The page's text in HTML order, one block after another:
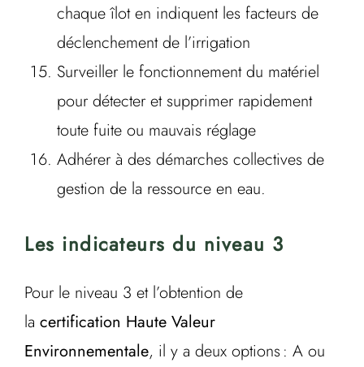
chaque îlot en indiquent les facteurs de
déclenchement de l’irrigation
Surveiller le fonctionnement du matériel
pour détecter et supprimer rapidement
toute fuite ou mauvais réglage
Adhérer à des démarches collectives de
gestion de la ressource en eau.
Les indicateurs du niveau 3
Pour le niveau 3 et l’obtention de
la certification Haute Valeur
Environnementale, il y a deux options : A ou